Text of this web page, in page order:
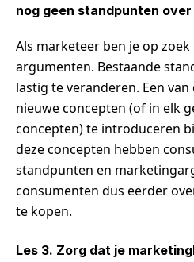
nog geen standpunten
Als marketeer ben je op
argumenten. Bestaande
lastig te veranderen. Een
nieuwe concepten (of in elk
concepten) te introduceren
deze concepten hebben
standpunten en
consumenten dus eerder
te kopen.
Les 3. Zorg dat je